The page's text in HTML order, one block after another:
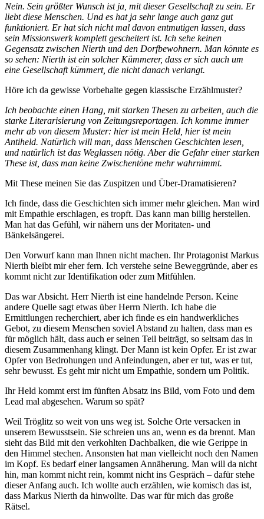
Nein. Sein größter Wunsch ist ja, mit dieser Gesellschaft zu sein. Er
liebt diese Menschen. Und es hat ja sehr lange auch ganz gut
funktioniert. Er hat sich nicht mal davon entmutigen lassen, dass
sein Missionswerk komplett gescheitert ist. Ich sehe keinen
Gegensatz zwischen Nierth und den Dorfbewohnern. Man könnte es
so sehen: Nierth ist ein solcher Kümmerer, dass er sich auch um
eine Gesellschaft kümmert, die nicht danach verlangt.
Höre ich da gewisse Vorbehalte gegen klassische Erzählmuster?
Ich beobachte einen Hang, mit starken Thesen zu arbeiten, auch die
starke Literarisierung von Zeitungsreportagen. Ich komme immer
mehr ab von diesem Muster: hier ist mein Held, hier ist mein
Antiheld. Natürlich will man, dass Menschen Geschichten lesen,
und natürlich ist das Weglassen nötig. Aber die Gefahr einer starken
These ist, dass man keine Zwischentöne mehr wahrnimmt.
Mit These meinen Sie das Zuspitzen und Über-Dramatisieren?
Ich finde, dass die Geschichten sich immer mehr gleichen. Man wird
mit Empathie erschlagen, es tropft. Das kann man billig herstellen.
Man hat das Gefühl, wir nähern uns der Moritaten- und
Bänkelsängerei.
Den Vorwurf kann man Ihnen nicht machen. Ihr Protagonist Markus
Nierth bleibt mir eher fern. Ich verstehe seine Beweggründe, aber es
kommt nicht zur Identifikation oder zum Mitfühlen.
Das war Absicht. Herr Nierth ist eine handelnde Person. Keine
andere Quelle sagt etwas über Herrn Nierth. Ich habe die
Ermittlungen recherchiert, aber ich finde es ein handwerkliches
Gebot, zu diesem Menschen soviel Abstand zu halten, dass man es
für möglich hält, dass auch er seinen Teil beiträgt, so seltsam das in
diesem Zusammenhang klingt. Der Mann ist kein Opfer. Er ist zwar
Opfer von Bedrohungen und Anfeindungen, aber er tut, was er tut,
sehr bewusst. Es geht mir nicht um Empathie, sondern um Politik.
Ihr Held kommt erst im fünften Absatz ins Bild, vom Foto und dem
Lead mal abgesehen. Warum so spät?
Weil Tröglitz so weit von uns weg ist. Solche Orte versacken in
unserem Bewusstsein. Sie schreien uns an, wenn es da brennt. Man
sieht das Bild mit den verkohlten Dachbalken, die wie Gerippe in
den Himmel stechen. Ansonsten hat man vielleicht noch den Namen
im Kopf. Es bedarf einer langsamen Annäherung. Man will da nicht
hin, man kommt nicht rein, kommt nicht ins Gespräch – dafür stehe
dieser Anfang auch. Ich wollte auch erzählen, wie komisch das ist,
dass Markus Nierth da hinwollte. Das war für mich das große
Rätsel.